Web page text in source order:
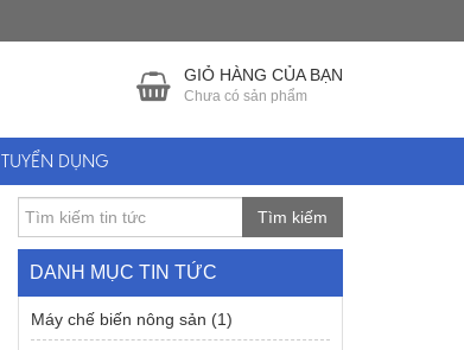
GIỎ HÀNG CỦA BẠN
Chưa có sản phẩm
TUYỂN DỤNG
Tìm kiếm
DANH MỤC TIN TỨC
Máy chế biến nông sản (1)